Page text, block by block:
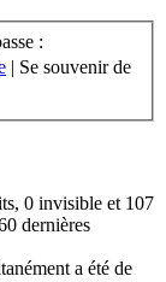
:
| Se souvenir de
0 invisible et 107
dernières
a été de